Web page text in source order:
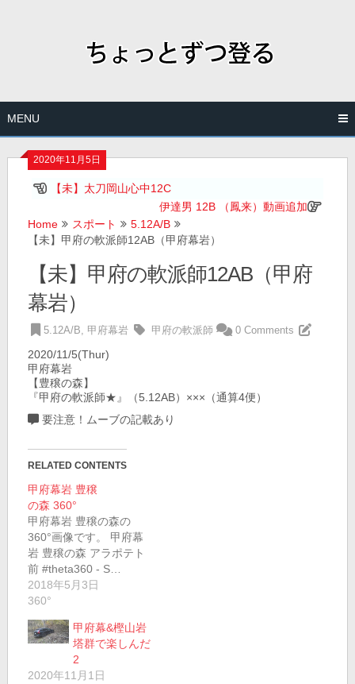
MENU
2020年11月5日
【未】太刀岡山心中12C
伊達男 12B （鳳来）動画追加
Home
スポート
5.12A/B
【未】甲府の軟派師12AB（甲府幕岩）
【未】甲府の軟派師12AB（甲府
幕岩）
5.12A/B, 甲府幕岩 甲府の軟派師 0 Comments
2020/11/5(Thur)
甲府幕岩
【豊穣の森】
『甲府の軟派師★』（5.12AB）×××（通算4便）
要注意！ムーブの記載あり
RELATED CONTENTS
甲府幕岩 豊穣
の森 360°
甲府幕岩 豊穣の森の
360°画像です。 甲府幕
岩 豊穣の森 アラポテト
前 #theta360 - S…
2018年5月3日
360°
甲府幕&樫山岩
塔群で楽しんだ
2
2020年11月1日